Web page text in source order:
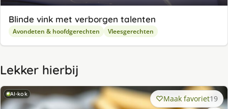
Blinde vink met verborgen talenten
Avondeten & hoofdgerechten Vleesgerechten
Lekker hierbij
AI-kok Maak favoriet19